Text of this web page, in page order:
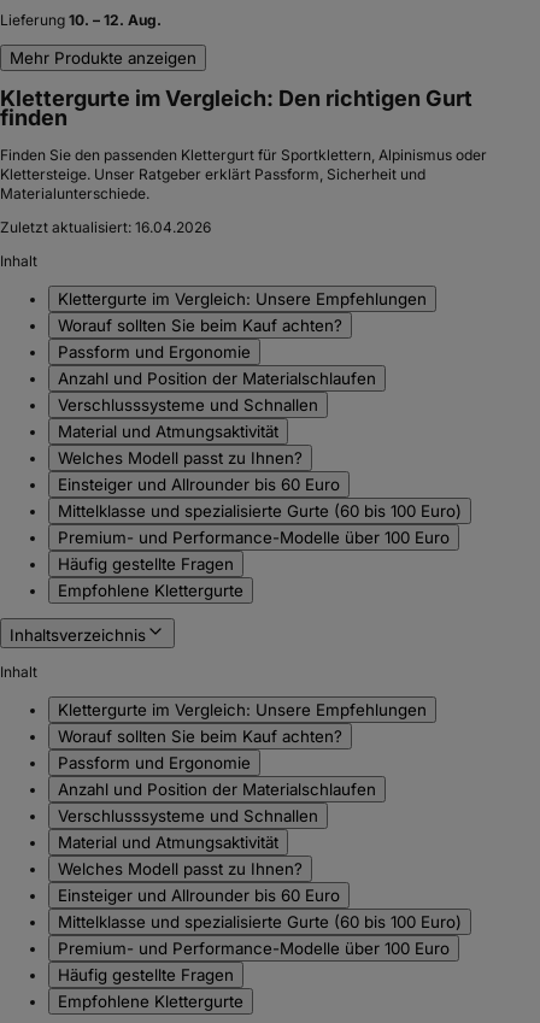
Lieferung 10. – 12. Aug.
Mehr Produkte anzeigen
Klettergurte im Vergleich: Den richtigen Gurt
finden
Finden Sie den passenden Klettergurt für Sportklettern, Alpinismus oder
Klettersteige. Unser Ratgeber erklärt Passform, Sicherheit und
Materialunterschiede.
Zuletzt aktualisiert: 16.04.2026
Inhalt
Klettergurte im Vergleich: Unsere Empfehlungen
Worauf sollten Sie beim Kauf achten?
Passform und Ergonomie
Anzahl und Position der Materialschlaufen
Verschlusssysteme und Schnallen
Material und Atmungsaktivität
Welches Modell passt zu Ihnen?
Einsteiger und Allrounder bis 60 Euro
Mittelklasse und spezialisierte Gurte (60 bis 100 Euro)
Premium- und Performance-Modelle über 100 Euro
Häufig gestellte Fragen
Empfohlene Klettergurte
Inhaltsverzeichnis
Inhalt
Klettergurte im Vergleich: Unsere Empfehlungen
Worauf sollten Sie beim Kauf achten?
Passform und Ergonomie
Anzahl und Position der Materialschlaufen
Verschlusssysteme und Schnallen
Material und Atmungsaktivität
Welches Modell passt zu Ihnen?
Einsteiger und Allrounder bis 60 Euro
Mittelklasse und spezialisierte Gurte (60 bis 100 Euro)
Premium- und Performance-Modelle über 100 Euro
Häufig gestellte Fragen
Empfohlene Klettergurte